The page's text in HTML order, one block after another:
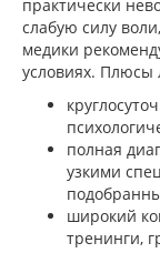
практически
слабую силу
медики
условиях. Плюсы
полная
узкими
широкий
тренинги,